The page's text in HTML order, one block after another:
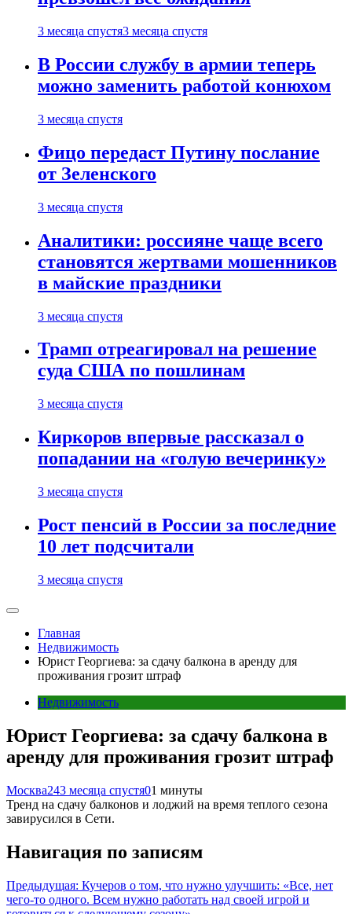
3 месяца спустя3 месяца спустя
В России службу в армии теперь
можно заменить работой конюхом
3 месяца спустя
Фицо передаст Путину послание
от Зеленского
3 месяца спустя
Аналитики: россияне чаще всего
становятся жертвами мошенников
в майские праздники
3 месяца спустя
Трамп отреагировал на решение
суда США по пошлинам
3 месяца спустя
Киркоров впервые рассказал о
попадании на «голую вечеринку»
3 месяца спустя
Рост пенсий в России за последние
10 лет подсчитали
3 месяца спустя
Главная
Недвижимость
Юрист Георгиева: за сдачу балкона в аренду для
проживания грозит штраф
Недвижимость
Юрист Георгиева: за сдачу балкона в
аренду для проживания грозит штраф
Москва243 месяца спустя01 минуты
Тренд на сдачу балконов и лоджий на время теплого сезона
завирусился в Сети.
Навигация по записям
Предыдущая: Кучеров о том, что нужно улучшить: «Все, нет
чего-то одного. Всем нужно работать над своей игрой и